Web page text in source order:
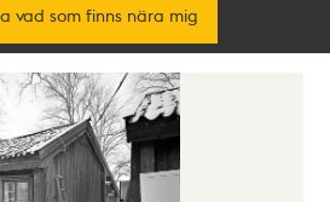
vad som finns nära mig